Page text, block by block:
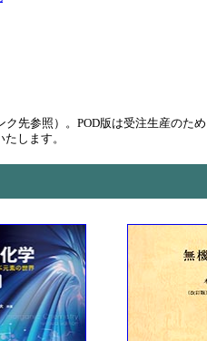
先参照）。POD版は受注生産のた
します。